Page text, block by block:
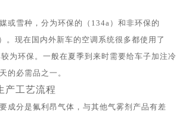
或雪种，分为环保的（134a）和非环保的
。现在国内外新车的空调系统很多都使用了
为环保。一般在夏季到来时需要给车子加注冷
的必需品之一。
产工艺流程
成分是氟利昂气体，与其他气雾剂产品有差